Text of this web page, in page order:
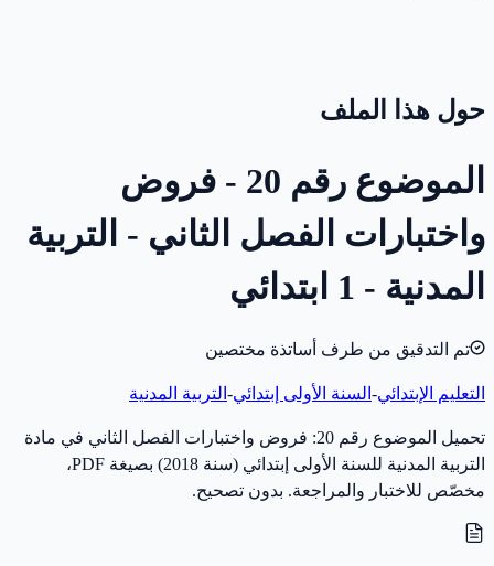
حول هذا الملف
الموضوع رقم 20 - فروض
واختبارات الفصل الثاني - التربية
المدنية - 1 ابتدائي
تم التدقيق من طرف أساتذة مختصين
التعليم الإبتدائي- السنة الأولى إبتدائي- التربية المدنية
تحميل الموضوع رقم 20: فروض واختبارات الفصل الثاني في مادة
التربية المدنية للسنة الأولى إبتدائي (سنة 2018) بصيغة PDF،
مخصّص للاختبار والمراجعة. بدون تصحيح.